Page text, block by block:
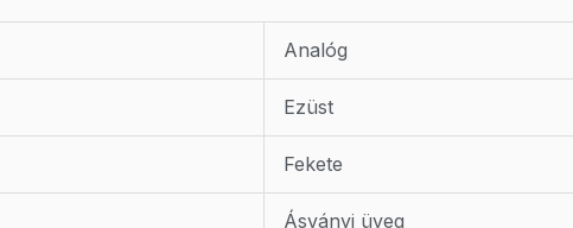
Analóg
Ezüst
Fekete
Ásványi üveg